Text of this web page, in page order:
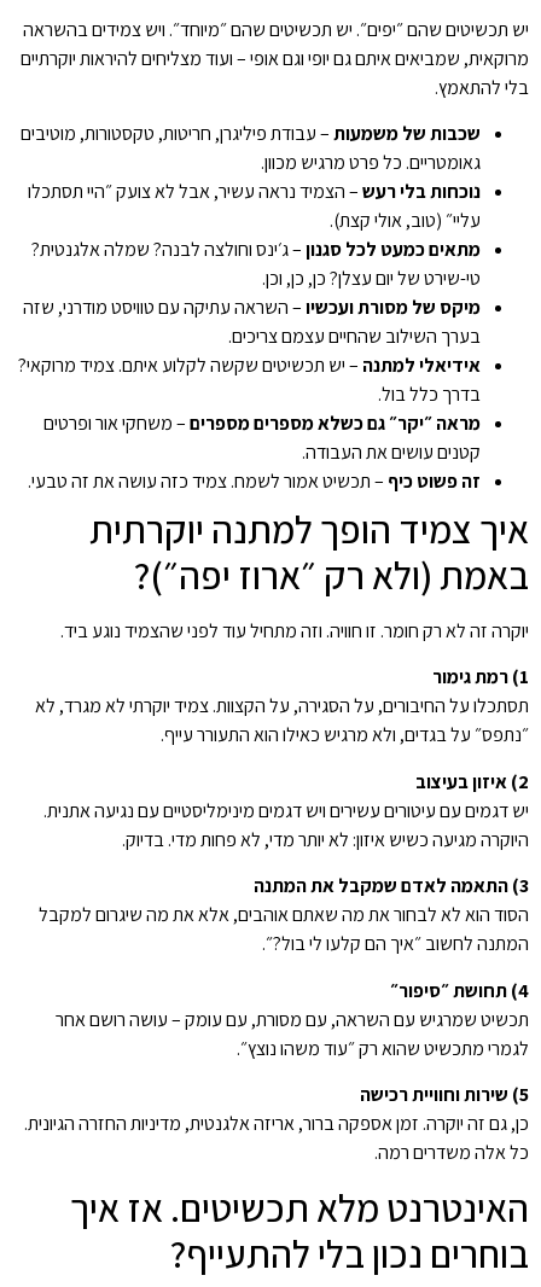
יש תכשיטים שהם ״יפים״. יש תכשיטים שהם ״מיוחד״. ויש צמידים בהשראה
מרוקאית, שמביאים איתם גם יופי וגם אופי – ועוד מצליחים להיראות יוקרתיים
בלי להתאמץ.
שכבות של משמעות– עבודת פיליגרן, חריטות, טקסטורות, מוטיבים
גאומטריים. כל פרט מרגיש מכוון.
נוכחות בלי רעש– הצמיד נראה עשיר, אבל לא צועק ״היי תסתכלו
עליי״ (טוב, אולי קצת).
מתאים כמעט לכל סגנון– ג׳ינס וחולצה לבנה? שמלה אלגנטית?
טי-שירט של יום עצלן? כן, כן, וכן.
מיקס של מסורת ועכשיו– השראה עתיקה עם טוויסט מודרני, שזה
בערך השילוב שהחיים עצמם צריכים.
אידיאלי למתנה – יש תכשיטים שקשה לקלוע איתם. צמיד מרוקאי?
בדרך כלל בול.
מראה ״יקר״ גם כשלא מספרים מספרים– משחקי אור ופרטים
קטנים עושים את העבודה.
זה פשוט כיף – תכשיט אמור לשמח. צמיד כזה עושה את זה טבעי.
איך צמיד הופך למתנה יוקרתית
באמת (ולא רק ״ארוז יפה״)?
יוקרה זה לא רק חומר. זו חוויה. וזה מתחיל עוד לפני שהצמיד נוגע ביד.
1) רמת גימור
תסתכלו על החיבורים, על הסגירה, על הקצוות. צמיד יוקרתי לא מגרד, לא
״נתפס״ על בגדים, ולא מרגיש כאילו הוא התעורר עייף.
2) איזון בעיצוב
יש דגמים עם עיטורים עשירים ויש דגמים מינימליסטיים עם נגיעה אתנית.
היוקרה מגיעה כשיש איזון: לא יותר מדי, לא פחות מדי. בדיוק.
3) התאמה לאדם שמקבל את המתנה
הסוד הוא לא לבחור את מה שאתם אוהבים, אלא את מה שיגרום למקבל
המתנה לחשוב ״איך הם קלעו לי בול?״.
4) תחושת ״סיפור״
תכשיט שמרגיש עם השראה, עם מסורת, עם עומק – עושה רושם אחר
לגמרי מתכשיט שהוא רק ״עוד משהו נוצץ״.
5) שירות וחוויית רכישה
כן, גם זה יוקרה. זמן אספקה ברור, אריזה אלגנטית, מדיניות החזרה הגיונית.
כל אלה משדרים רמה.
האינטרנט מלא תכשיטים. אז איך
בוחרים נכון בלי להתעייף?